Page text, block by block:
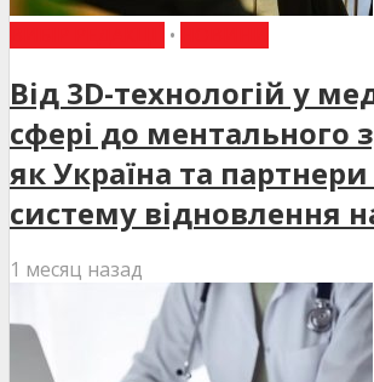
•
Від 3D-технологій у
сфері до ментального
як Україна та
систему відновлення
1 месяц назад